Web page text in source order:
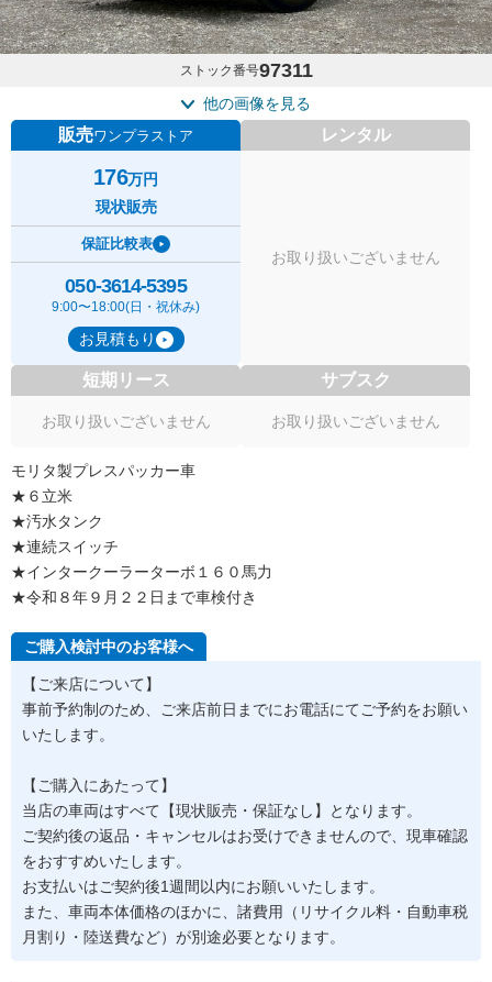
ストック番号97311
他の画像を見る
販売ワンプラストア
176万円
現状販売
保証比較表
050-3614-5395
9:00〜18:00(日・祝休み)
お見積もり
レンタル
お取り扱いございません
短期リース
お取り扱いございません
サブスク
お取り扱いございません
モリタ製プレスパッカー車
★６立米
★汚水タンク
★連続スイッチ
★インタークーラーターボ１６０馬力
★令和８年９月２２日まで車検付き
ご購入検討中のお客様へ
【ご来店について】
事前予約制のため、ご来店前日までにお電話にてご予約をお願い
いたします。
【ご購入にあたって】
当店の車両はすべて【現状販売・保証なし】となります。
ご契約後の返品・キャンセルはお受けできませんので、現車確認
をおすすめいたします。
お支払いはご契約後1週間以内にお願いいたします。
また、車両本体価格のほかに、諸費用（リサイクル料・自動車税
月割り・陸送費など）が別途必要となります。